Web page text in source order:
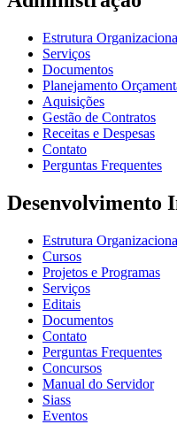
Estrutura
Serviços
Documentos
Planejamento
Aquisições
Gestão de Contratos
Receitas e Despesas
Contato
Perguntas Frequentes
Desenvolvimento
Estrutura
Cursos
Projetos e Programas
Serviços
Editais
Documentos
Contato
Perguntas Frequentes
Concursos
Manual do Servidor
Siass
Eventos